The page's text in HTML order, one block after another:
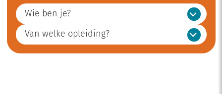
Wie ben je?
Van welke opleiding?